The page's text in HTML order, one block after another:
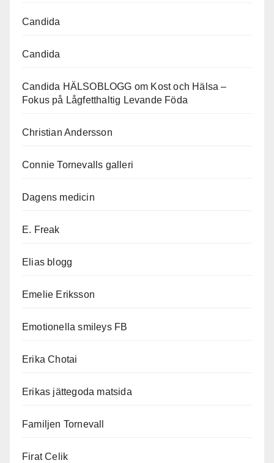
Candida
Candida
Candida HÄLSOBLOGG om Kost och Hälsa –
Fokus på Lågfetthaltig Levande Föda
Christian Andersson
Connie Tornevalls galleri
Dagens medicin
E. Freak
Elias blogg
Emelie Eriksson
Emotionella smileys FB
Erika Chotai
Erikas jättegoda matsida
Familjen Tornevall
Firat Celik